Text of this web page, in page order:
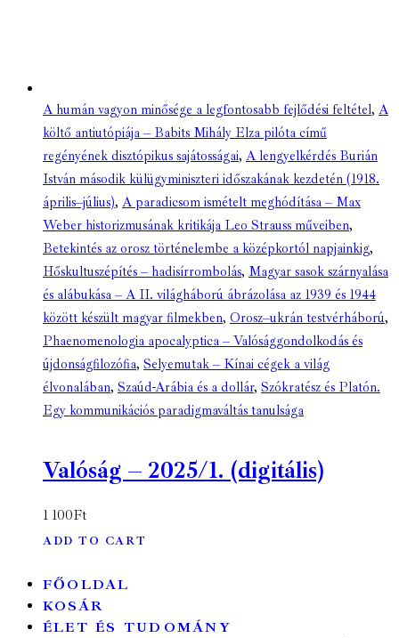
A humán vagyon minősége a legfontosabb fejlődési feltétel, A
költő antiutópiája – Babits Mihály Elza pilóta című
regényének disztópikus sajátosságai, A lengyelkérdés Burián
István második külügyminiszteri időszakának kezdetén (1918.
április–július), A paradicsom ismételt meghódítása – Max
Weber historizmusának kritikája Leo Strauss műveiben,
Betekintés az orosz történelembe a középkortól napjainkig,
Hőskultuszépítés – hadisírrombolás, Magyar sasok szárnyalása
és alábukása – A II. világháború ábrázolása az 1939 és 1944
között készült magyar filmekben, Orosz–ukrán testvérháború,
Phaenomenologia apocalyptica – Valósággondolkodás és
újdonságfilozófia, Selyemutak – Kínai cégek a világ
élvonalában, Szaúd-Arábia és a dollár, Szókratész és Platón.
Egy kommunikációs paradigmaváltás tanulsága
Valóság – 2025/1. (digitális)
1 100Ft
ADD TO CART
FŐOLDAL
KOSÁR
ÉLET ÉS TUDOMÁNY